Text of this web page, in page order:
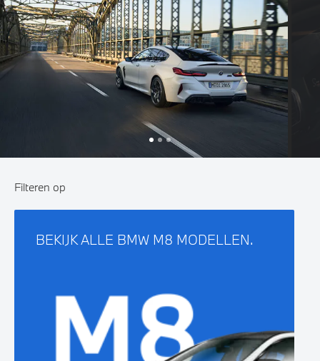
Filteren op
BEKIJK ALLE BMW M8 MODELLEN.